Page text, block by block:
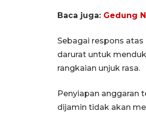
Baca juga: Gedung
Sebagai respons
darurat untuk
rangkaian unjuk rasa.
Penyiapan anggaran
dijamin tidak akan